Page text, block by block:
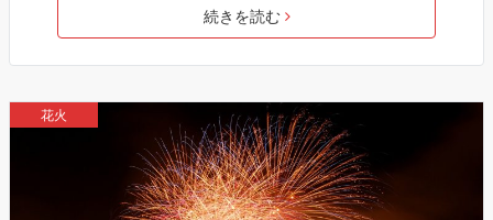
続きを読む
花火